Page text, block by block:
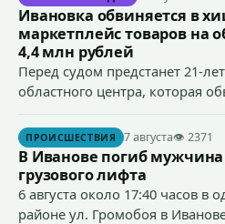
Ивановка обвиняется в
маркетплейс товаров на
4,4 млн рублей
Перед судом предстанет 21-
областного центра, которая
сумму более 4,4 млн рублей
ПРОИСШЕСТВИЯ 7 августа👁 2371
В Иванове погиб
грузового лифта
6 августа около 17:40 часов в
районе ул. Громобоя в